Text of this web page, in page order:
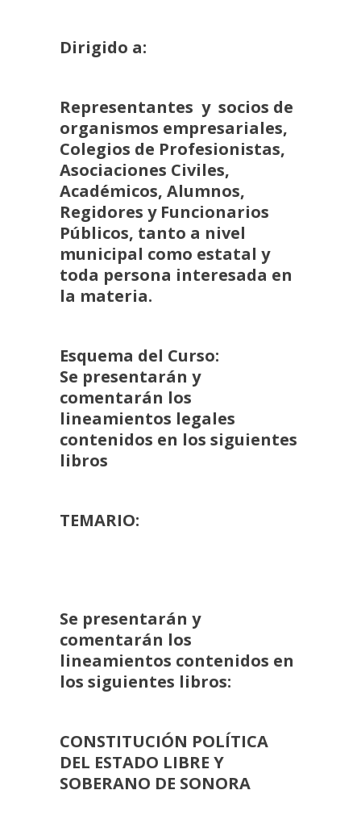
Dirigido a:
Representantes y socios de
organismos empresariales,
Colegios de Profesionistas,
Asociaciones Civiles,
Académicos, Alumnos,
Regidores y Funcionarios
Públicos, tanto a nivel
municipal como estatal y
toda persona interesada en
la materia.
Esquema del Curso:
Se presentarán y
comentarán los
lineamientos legales
contenidos en los siguientes
libros
TEMARIO:
Se presentarán y
comentarán los
lineamientos contenidos en
los siguientes libros:
CONSTITUCIÓN POLÍTICA
DEL ESTADO LIBRE Y
SOBERANO DE SONORA